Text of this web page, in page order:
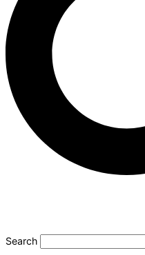
Search